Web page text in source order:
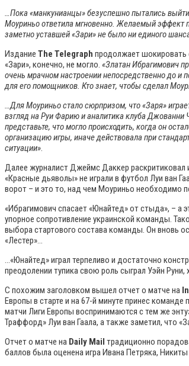
…Пока «манкунианцы» безуспешно пытались
Моуриньо ответила мгновенно. Желаемый эффект
заметно уставшей «Зари» не было ни единого
Издание The Telegraph продолжает шокировать
«Зари», конечно, не могло. «Златан Ибрагимович
очень мрачном настроении непосредственно до и
для его помощников. Кто знает, чтобы сделал
…Для Моуриньо стало сюрпризом, что «Заря»
взгляд на Руи Фарию и аналитика клуба Джованни
представьте, что могло происходить, когда он
организацию игры, иначе действовала при
ситуации».
Далее журналист Джеймс Даккер раскритиковал
«Красные дьяволы» не играли в футбол Луи ван
ворот – и это то, над чем Моуриньо необходимо
«Ибрагимович спасает «Юнайтед» от стыда», – а
упорное сопротивление украинской команды.
выбора стартового состава команды. Он вновь
«Лестер»…
…«Юнайтед» играл терпеливо и достаточно
преодолении тупика свою роль сыграл Уэйн Руни,
С похожим заголовком вышел отчет о матче на
Европы в старте и на 67-й минуте принес
матчи Лиги Европы воспринимаются с тем же
Траффорд» Луи ван Гаала, а также заметил, что
Отчет о матче на Daily Mail традиционно
баллов была оценена игра Ивана Петряка,